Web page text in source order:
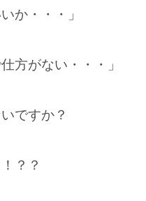
か・・・」
方がない・・・」
ですか？
？？